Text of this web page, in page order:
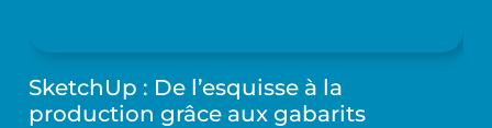
SketchUp : De l’esquisse à la
production grâce aux gabarits